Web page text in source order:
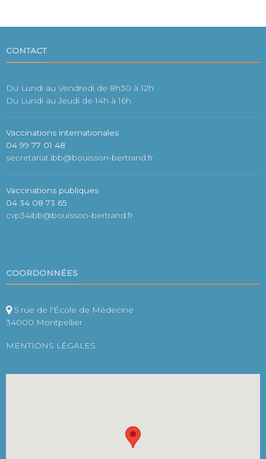
CONTACT
Du Lundi au Vendredi de 8h30 à 12h
Du Lundi au Jeudi de 14h à 16h
Vaccinations internationales
04 99 77 01 48
secretariat.ibb@bouisson-bertrand.fr
Vaccinations publiques
04 34 08 73 65
cvp34ibb@bouisson-bertrand.fr
COORDONNÉES
5 rue de l'École de Médecine
34000 Montpellier
MENTIONS LÉGALES